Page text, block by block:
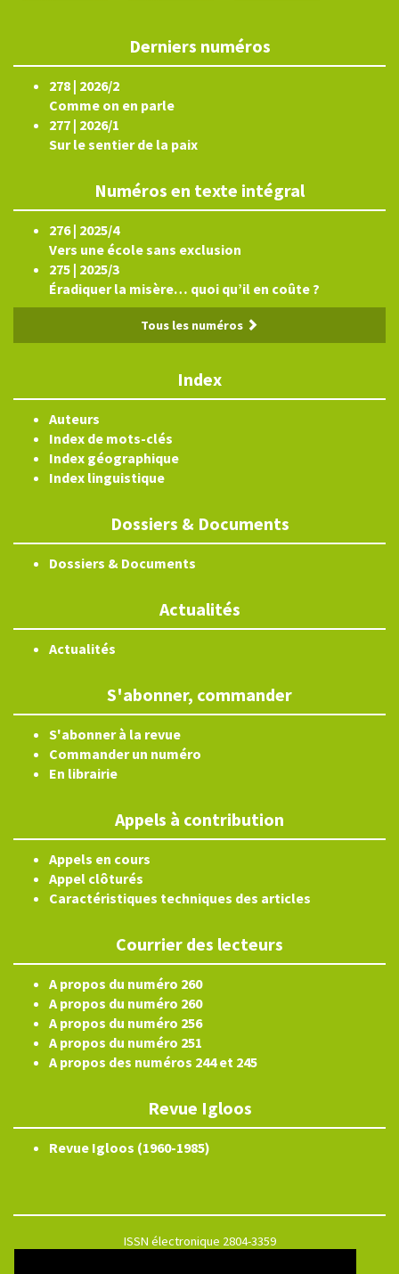
Derniers numéros
278 | 2026/2
Comme on en parle
277 | 2026/1
Sur le sentier de la paix
Numéros en texte intégral
276 | 2025/4
Vers une école sans exclusion
275 | 2025/3
Éradiquer la misère… quoi qu’il en coûte ?
Tous les numéros
Index
Auteurs
Index de mots-clés
Index géographique
Index linguistique
Dossiers & Documents
Dossiers & Documents
Actualités
Actualités
S'abonner, commander
S'abonner à la revue
Commander un numéro
En librairie
Appels à contribution
Appels en cours
Appel clôturés
Caractéristiques techniques des articles
Courrier des lecteurs
A propos du numéro 260
A propos du numéro 260
A propos du numéro 256
A propos du numéro 251
A propos des numéros 244 et 245
Revue Igloos
Revue Igloos (1960-1985)
ISSN électronique 2804-3359